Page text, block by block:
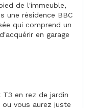
de l'immeuble,
une résidence BBC
qui comprend un
en garage
en rez de jardin
ou vous aurez juste